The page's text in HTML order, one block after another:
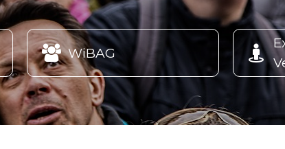
 WiBAG 